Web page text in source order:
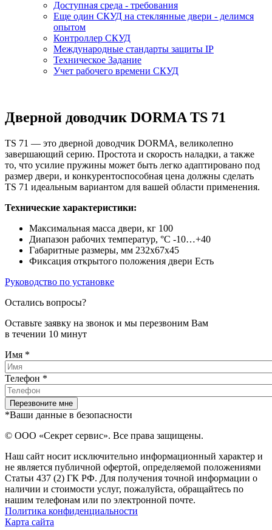
Доступная среда - требования
Еще один СКУД на стеклянные двери - делимся
опытом
Контроллер СКУД
Международные стандарты защиты IP
Техническое Задание
Учет рабочего времени СКУД
Дверной доводчик DORMA TS 71
TS 71 — это дверной доводчик DORMA, великолепно
завершающий серию. Простота и скорость наладки, а также
то, что усилие пружины может быть легко адаптировано под
размер двери, и конкурентоспособная цена должны сделать
TS 71 идеальным вариантом для вашей области применения.
Технические характеристики:
Максимальная масса двери, кг 100
Диапазон рабочих температур, °С -10…+40
Габаритные размеры, мм 232х67х45
Фиксация открытого положения двери Есть
Руководство по установке
Остались вопросы?
Оставьте заявку на звонок и мы перезвоним Вам
в течении 10 минут
Имя *
Телефон *
*Ваши данные в безопасности
© ООО «Секрет сервис». Все права защищены.
Наш сайт носит исключительно информационный характер и
не является публичной офертой, определяемой положениями
Статьи 437 (2) ГК РФ. Для получения точной информации о
наличии и стоимости услуг, пожалуйста, обращайтесь по
нашим телефонам или по электронной почте.
Политика конфиденциальности
Карта сайта